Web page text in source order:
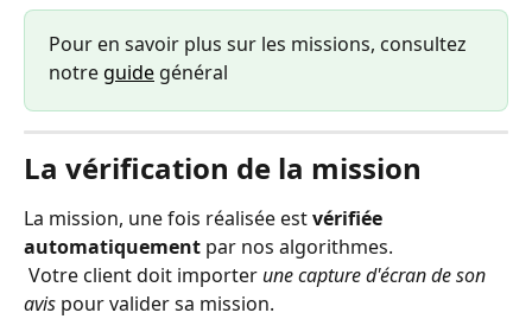
Pour en savoir plus sur les missions, consultez
notre guide général
La vérification de la mission
La mission, une fois réalisée est vérifiée
automatiquement par nos algorithmes.
Votre client doit importer une capture d'écran de son
avis pour valider sa mission.